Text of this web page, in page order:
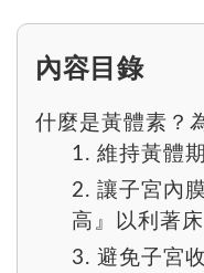
內容目錄
什麼是黃體素？
1. 維持黃體
2. 讓子宮內
高』以利著床
3. 避免子宮